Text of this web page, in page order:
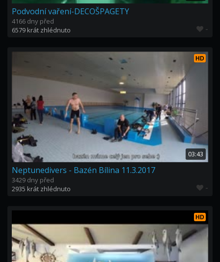
Podvodní vaření-DECOŠPAGETY
4166 dny před
6579 krát zhlédnuto
-
HD
03:43
Neptunedivers - Bazén Bílina 11.3.2017
3429 dny před
2935 krát zhlédnuto
-
HD